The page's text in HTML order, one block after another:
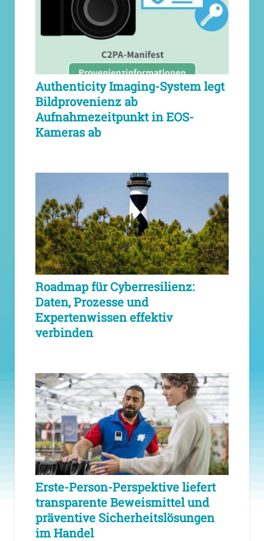
Authenticity Imaging-System legt
Bildprovenienz ab
Aufnahmezeitpunkt in EOS-
Kameras ab
Roadmap für Cyberresilienz:
Daten, Prozesse und
Expertenwissen effektiv
verbinden
Erste-Person-Perspektive liefert
transparente Beweismittel und
präventive Sicherheitslösungen
im Handel